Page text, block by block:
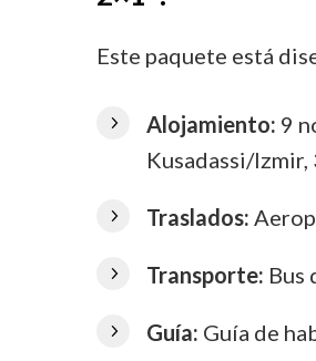
Este paquete está
Alojamiento: 9
Kusadassi/Izmir,
Traslados:
Transporte: Bus
Guía: Guía de